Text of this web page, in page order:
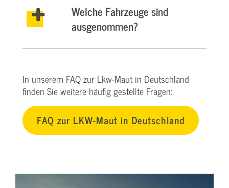
Welche Fahrzeuge sind
ausgenommen?
In unserem FAQ zur Lkw-Maut in Deutschland
finden Sie weitere häufig gestellte Fragen:
FAQ zur LKW-Maut in Deutschland